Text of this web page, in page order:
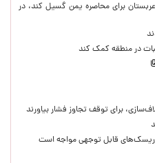
برای محاصره یمن گسیل کند، در
در منطقه کمک کند
برای توقف تجاوز فشار بیاورند
و ریسک‌های قابل توجهی مواجه است